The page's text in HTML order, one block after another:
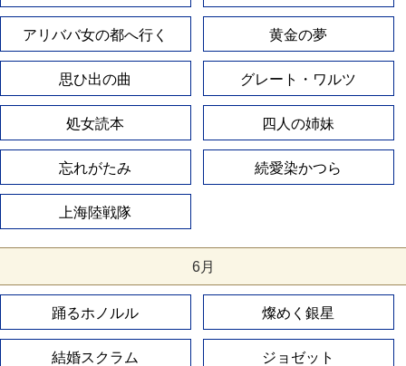
アリババ女の都へ行く 黄金の夢
思ひ出の曲 グレート・ワルツ
処女読本 四人の姉妹
忘れがたみ 続愛染かつら
上海陸戦隊
6月
踊るホノルル 燦めく銀星
結婚スクラム ジョゼット